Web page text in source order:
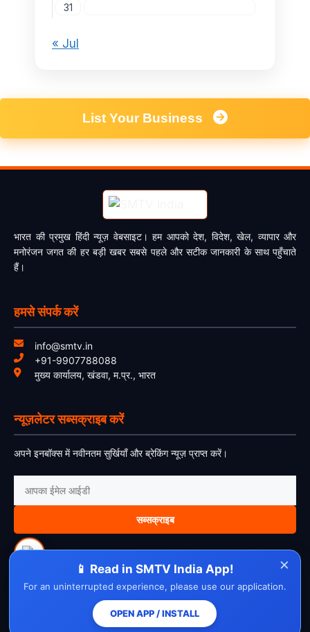
31
« Jul
List Your Business
भारत की प्रमुख हिंदी न्यूज़ वेबसाइट। हम आपको देश, विदेश, खेल, व्यापार और
मनोरंजन जगत की हर बड़ी खबर सबसे पहले और सटीक जानकारी के साथ पहुँचाते
हैं।
हमसे संपर्क करें
info@smtv.in
+91-9907788088
मुख्य कार्यालय, खंडवा, म.प्र., भारत
न्यूज़लेटर सब्सक्राइब करें
अपने इनबॉक्स में नवीनतम सुर्खियाँ और ब्रेकिंग न्यूज़ प्राप्त करें।
सब्सक्राइब
About UsContact Us DisclaimerPrivacy PolicyCookie Policy
Cancellation PolicyRefund PolicyTerms & Conditions
×
📱 Read in SMTV India App!
For an uninterrupted experience, please use our application.
OPEN APP / INSTALL